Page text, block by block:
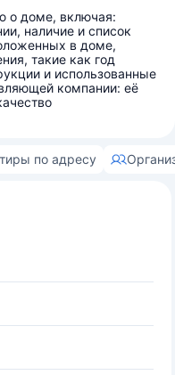
о доме, включая:
наличие и список
в доме,
такие как год
и использованные
компании: её
по адресу